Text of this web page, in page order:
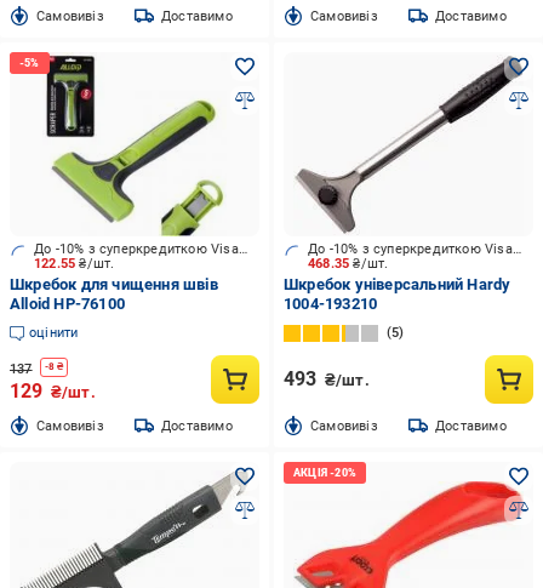
Cамовивіз Доставимо Cамовивіз Доставимо
122.55₴/шт.
До -10% з суперкредиткою Visa Вигода
Шкребок для чищення швів
Alloid HP-76100
оцінити
137 -8 ₴
129 ₴/шт.
Cамовивіз Доставимо
468.35₴/шт.
До -10% з суперкредиткою Visa Вигода
Шкребок універсальний Hardy
1004-193210
5
493 ₴/шт.
Cамовивіз Доставимо